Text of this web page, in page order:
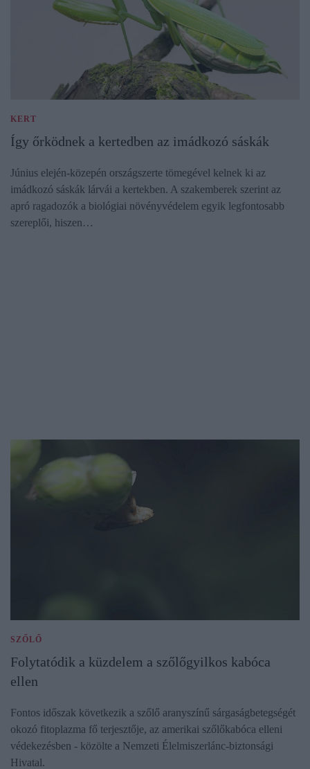
KERT
Így őrködnek a kertedben az imádkozó sáskák
Június elején-közepén országszerte tömegével kelnek ki az
imádkozó sáskák lárvái a kertekben. A szakemberek szerint az
apró ragadozók a biológiai növényvédelem egyik legfontosabb
szereplői, hiszen…
SZŐLŐ
Folytatódik a küzdelem a szőlőgyilkos kabóca
ellen
Fontos időszak következik a szőlő aranyszínű sárgaságbetegségét
okozó fitoplazma fő terjesztője, az amerikai szőlőkabóca elleni
védekezésben - közölte a Nemzeti Élelmiszerlánc-biztonsági
Hivatal.